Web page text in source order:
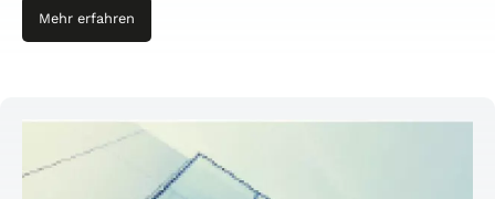
Mehr erfahren